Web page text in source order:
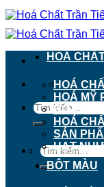
Chuyển
đến
nội
911 -
Tìm
kiếm:
Tìm
kiếm:
HOÁ
HOÁ
HOÁ MỸ
HOÁ
HOÁ
SẢN
HẠT
BỘT MÀU